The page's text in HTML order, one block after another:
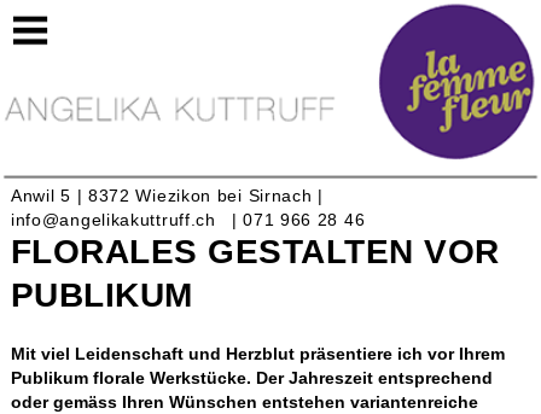
https://lafemmefleur.ch/floralesgestaltenvorpublikum
Anwil 5 | 8372 Wiezikon bei Sirnach |
info@angelikakuttruff.ch
| 071 966 28 46
FLORALES GESTALTEN VOR
PUBLIKUM
Mit viel Leidenschaft und Herzblut präsentiere ich vor Ihrem
Publikum florale Werkstücke. Der Jahreszeit entsprechend
oder gemäss Ihren Wünschen entstehen variantenreiche